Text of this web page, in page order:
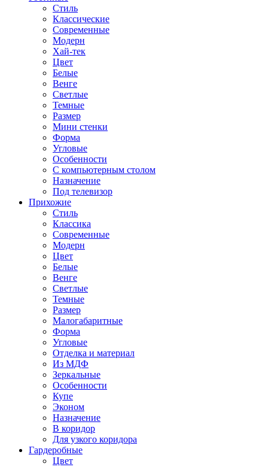
Стиль
Классические
Современные
Модерн
Хай-тек
Цвет
Белые
Венге
Светлые
Темные
Размер
Мини стенки
Форма
Угловые
Особенности
С компьютерным столом
Назначение
Под телевизор
Прихожие
Стиль
Классика
Современные
Модерн
Цвет
Белые
Венге
Светлые
Темные
Размер
Малогабаритные
Форма
Угловые
Отделка и материал
Из МДФ
Зеркальные
Особенности
Купе
Эконом
Назначение
В коридор
Для узкого коридора
Гардеробные
Цвет